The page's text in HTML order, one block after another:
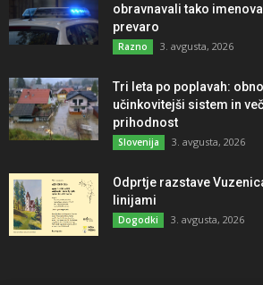
obravnavali tako
prevaro
Razno 3. avgusta, 2026
Tri leta po poplavah:
učinkovitejši sistem in
prihodnost
Slovenija 3. avgusta, 2026
Odprtje razstave
linijami
Dogodki 3. avgusta, 2026